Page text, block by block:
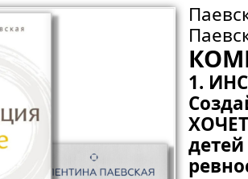
1.